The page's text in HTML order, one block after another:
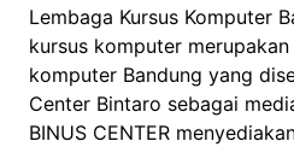
Lembaga Kursus Komputer
kursus komputer
komputer Bandung yang
Center Bintaro sebagai
BINUS CENTER